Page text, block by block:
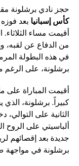
حجز نادي برشلونة
كأس إسبانيا
أقيمت مساء
من الدفاع عن لقبه،
في هذه البطولة
برشلونة، على الرغم
أقيمت المباراة
كبيراً. برشلونة،
الثانية على التوالي،
ألباسيتي على الروح
جديدة بعد إقصائهم
برشلونة في مواجهة